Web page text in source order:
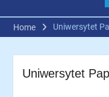
Home Uniwersytet
Uniwersytet